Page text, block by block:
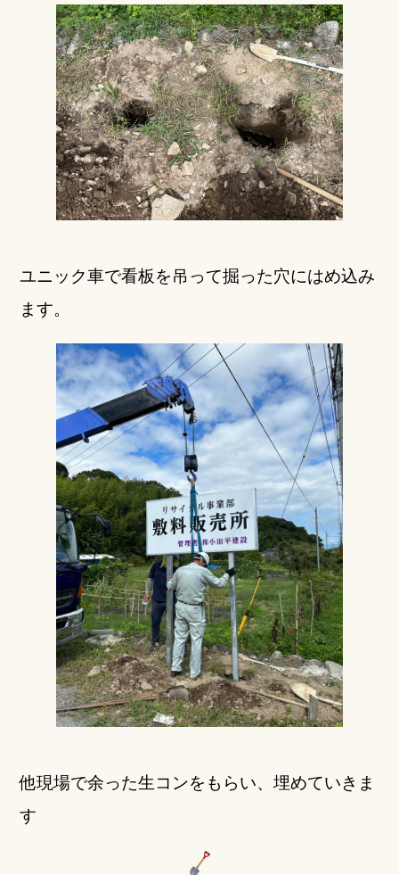
ユニック車で看板を吊って掘った穴にはめ込み
ます。
他現場で余った生コンをもらい、埋めていきま
す